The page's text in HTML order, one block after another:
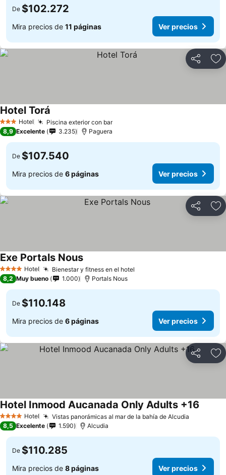
De $102.272
Mira precios de 11 páginas Ver precios
Compartir
3 Estrellas
Hotel Piscina exterior con barVer precios
Hotel Torá
8,9 Excelente 3.235 Paguera
De $107.540
Mira precios de 6 páginas Ver precios
Compartir
4 EstrellasHotel Bienestar y fitness en el hotel
Exe Portals NousVer precios
8,2 Muy bueno 1.000 Portals Nous
De $110.148
Mira precios de 6 páginas Ver precios
Compartir
4 EstrellasHotel Vistas panorámicas al mar de la bahía de Alcudia
Hotel Inmood Aucanada Only Adults +16
8,5 Excelente 1.590 Alcudia
De $110.285
Mira precios de 8 páginas Ver precios